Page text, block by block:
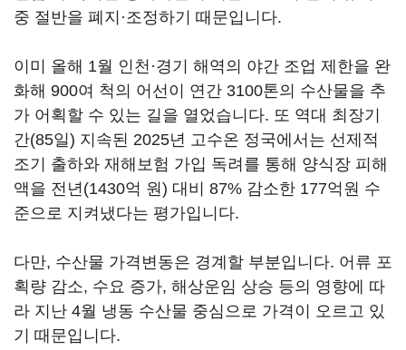
중 절반을 폐지·조정하기 때문입니다.
이미 올해 1월 인천·경기 해역의 야간 조업 제한을 완
화해 900여 척의 어선이 연간 3100톤의 수산물을 추
가 어획할 수 있는 길을 열었습니다. 또 역대 최장기
간(85일) 지속된 2025년 고수온 정국에서는 선제적
조기 출하와 재해보험 가입 독려를 통해 양식장 피해
액을 전년(1430억 원) 대비 87% 감소한 177억원 수
준으로 지켜냈다는 평가입니다.
다만, 수산물 가격변동은 경계할 부분입니다. 어류 포
획량 감소, 수요 증가, 해상운임 상승 등의 영향에 따
라 지난 4월 냉동 수산물 중심으로 가격이 오르고 있
기 때문입니다.